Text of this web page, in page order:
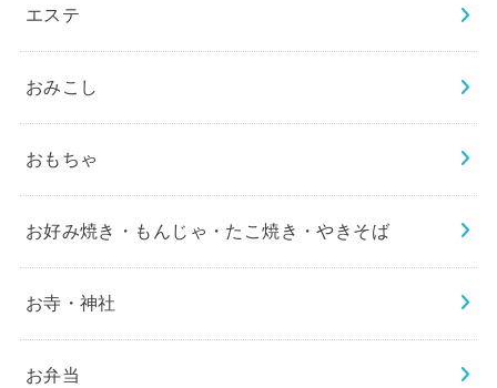
エステ
おみこし
おもちゃ
お好み焼き・もんじゃ・たこ焼き・やきそば
お寺・神社
お弁当